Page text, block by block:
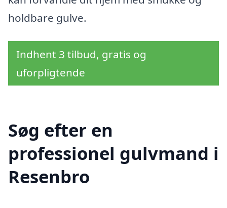
holdbare gulve.
Indhent 3 tilbud, gratis og
uforpligtende
Søg efter en
professionel gulvmand i
Resenbro